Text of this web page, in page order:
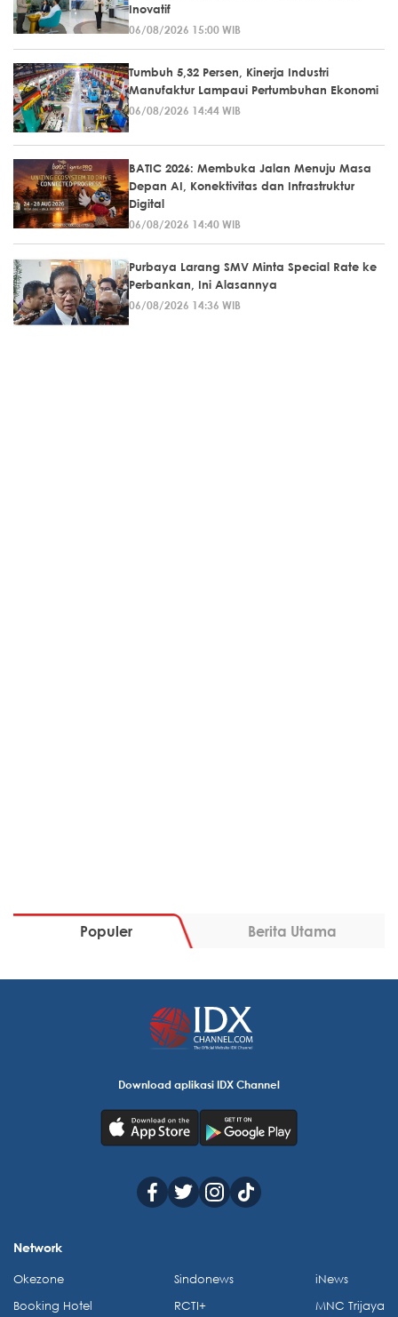
Inovatif
06/08/2026 15:00 WIB
Tumbuh 5,32 Persen, Kinerja Industri
Manufaktur Lampaui Pertumbuhan Ekonomi
06/08/2026 14:44 WIB
BATIC 2026: Membuka Jalan Menuju Masa
Depan AI, Konektivitas dan Infrastruktur
Digital
06/08/2026 14:40 WIB
Purbaya Larang SMV Minta Special Rate ke
Perbankan, Ini Alasannya
06/08/2026 14:36 WIB
Populer Berita Utama
Download aplikasi IDX Channel
Network
Okezone
Booking Hotel
Sindonews
RCTI+
iNews
MNC Trijaya